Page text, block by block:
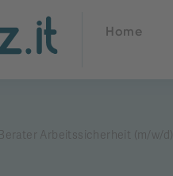
Home
Berater Arbeitssicherheit (m/w/d)